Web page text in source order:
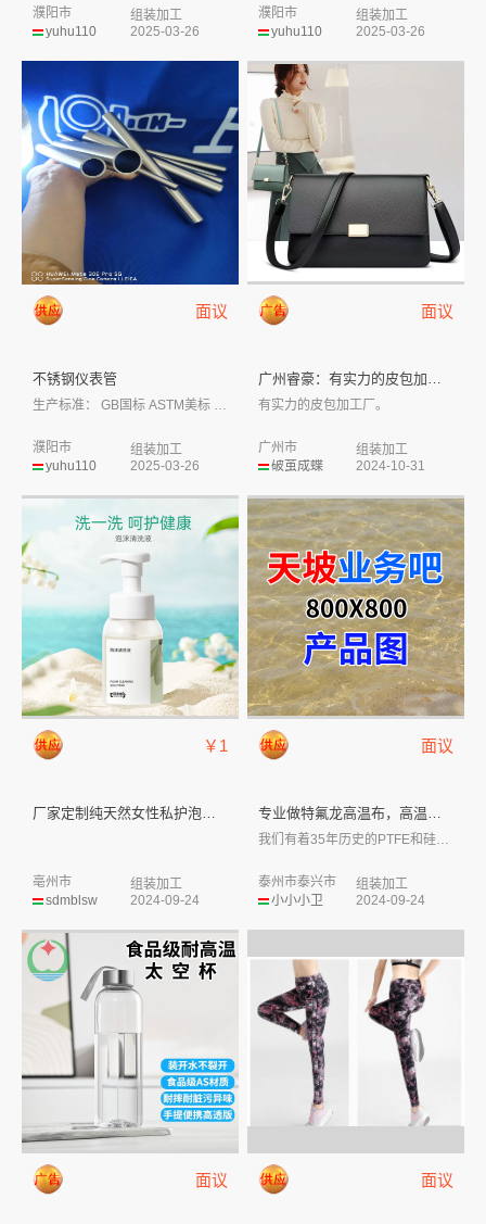
yuhu110
濮阳市
组装加工
2025-03-26
yuhu110
濮阳市
组装加工
2025-03-26
面议
不锈钢仪表管
yuhu110
濮阳市
组装加工
2025-03-26
面议
有实力的皮包加工厂。
破茧成蝶
广州市
组装加工
2024-10-31
￥1
sdmblsw
亳州市
组装加工
2024-09-24
面议
我们有着35年历史的PTFE和硅胶图层系...
小小小卫
泰州市泰兴市
组装加工
2024-09-24
面议 面议